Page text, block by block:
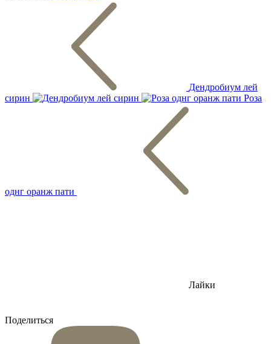
Дендробиум лей
сирин
Роза
однг оранж пати
Лайки
Поделиться